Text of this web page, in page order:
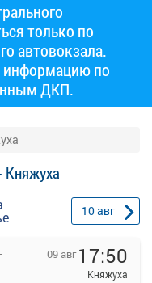
только по
автовокзала.
информацию по
ДКП.
Княжуха
10авг
09 авг 17:50
Княжуха